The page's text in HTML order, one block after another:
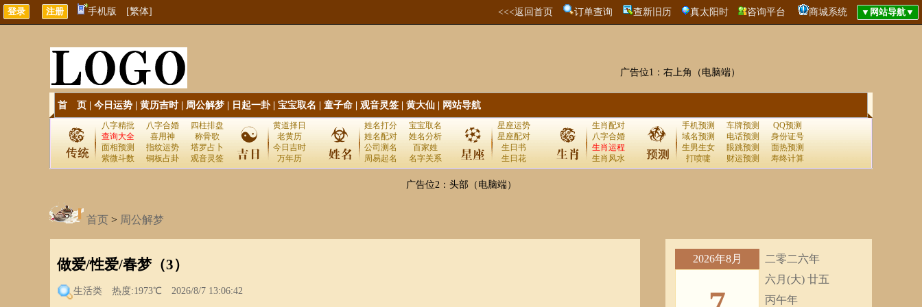
手机版 [繁体] <<<返回首页 订单查询 查新旧历 真太阳时 咨询平台 商城系统
广告位1：右上角（电脑端）
首 页 今日运势 黄历吉时| 周公解梦 日起一卦| 宝宝取名 童子命 观音灵签 黄大仙 网站导航
八字精批 八字合婚
四柱排盘
查询大全
喜用神
称骨歌
面相预测
指纹运势
塔罗占卜
紫微斗数
铜板占卦 观音灵签
黄道择日
老黄历
今日吉时
万年历
姓名打分
宝宝取名
姓名配对
姓名分析
公司测名
百家姓
周易起名
名字关系
星座运势
星座配对
生日书
生日花
生肖配对
八字合婚
生肖运程
生肖风水
手机预测 车牌预测
QQ预测
域名预测
电话预测
身份证号
生男生女
眼跳预测
面热预测
打喷嚏
财运预测 寿终计算
广告位2：头部（电脑端）
首页 > 周公解梦
做爱/性爱/春梦（3）
生活类 热度:1973℃ 2026/8/7 13:06:42
2026年8月
二零二六年
六月(大) 廿五
丙午年